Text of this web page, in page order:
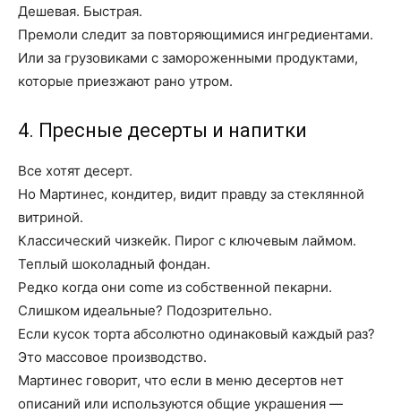
Дешевая. Быстрая.
Премоли следит за повторяющимися ингредиентами.
Или за грузовиками с замороженными продуктами,
которые приезжают рано утром.
4. Пресные десерты и напитки
Все хотят десерт.
Но Мартинес, кондитер, видит правду за стеклянной
витриной.
Классический чизкейк. Пирог с ключевым лаймом.
Теплый шоколадный фондан.
Редко когда они come из собственной пекарни.
Слишком идеальные? Подозрительно.
Если кусок торта абсолютно одинаковый каждый раз?
Это массовое производство.
Мартинес говорит, что если в меню десертов нет
описаний или используются общие украшения —